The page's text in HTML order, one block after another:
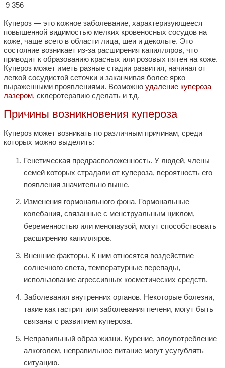
9 356
Купероз — это кожное заболевание, характеризующееся
повышенной видимостью мелких кровеносных сосудов на
коже, чаще всего в области лица, шеи и декольте. Это
состояние возникает из-за расширения капилляров, что
приводит к образованию красных или розовых пятен на коже.
Купероз может иметь разные стадии развития, начиная от
легкой сосудистой сеточки и заканчивая более ярко
выраженными проявлениями. Возможно удаление купероза
лазером, склеротерапию сделать и т.д.
Причины возникновения купероза
Купероз может возникать по различным причинам, среди
которых можно выделить:
Генетическая предрасположенность. У людей, члены
семей которых страдали от купероза, вероятность его
появления значительно выше.
Изменения гормонального фона. Гормональные
колебания, связанные с менструальным циклом,
беременностью или менопаузой, могут способствовать
расширению капилляров.
Внешние факторы. К ним относятся воздействие
солнечного света, температурные перепады,
использование агрессивных косметических средств.
Заболевания внутренних органов. Некоторые болезни,
такие как гастрит или заболевания печени, могут быть
связаны с развитием купероза.
Неправильный образ жизни. Курение, злоупотребление
алкоголем, неправильное питание могут усугублять
ситуацию.